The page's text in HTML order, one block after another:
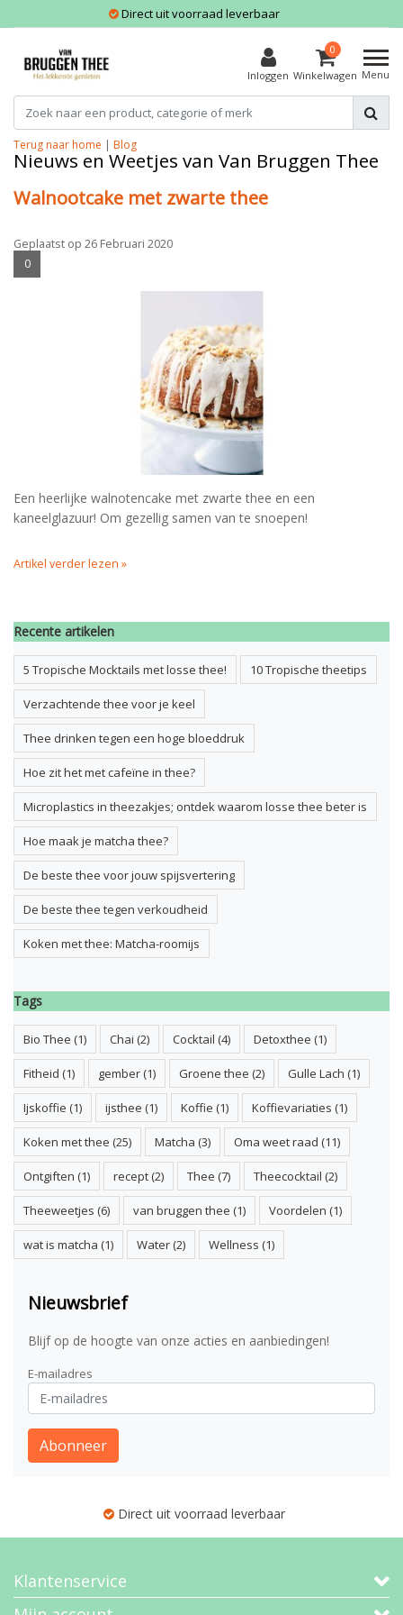
Direct uit voorraad leverbaar
Inloggen
0
Winkelwagen Menu
Terug naar home | Blog
Nieuws en Weetjes van Van Bruggen Thee
Walnootcake met zwarte thee
Geplaatst op 26 Februari 2020
0
Een heerlijke walnotencake met zwarte thee en een
kaneelglazuur! Om gezellig samen van te snoepen!
Artikel verder lezen »
Recente artikelen
5 Tropische Mocktails met losse thee! 10 Tropische theetips
Verzachtende thee voor je keel
Thee drinken tegen een hoge bloeddruk
Hoe zit het met cafeïne in thee?
Microplastics in theezakjes; ontdek waarom losse thee beter is
Hoe maak je matcha thee?
De beste thee voor jouw spijsvertering
De beste thee tegen verkoudheid
Koken met thee: Matcha-roomijs
Tags
Bio Thee (1) Chai (2) Cocktail (4) Detoxthee (1)
Fitheid (1) gember(1) Groene thee (2) Gulle Lach (1)
Ijskoffie (1) ijsthee (1) Koffie (1) Koffievariaties (1)
Koken met thee (25) Matcha (3) Oma weet raad (11)
Ontgiften (1) recept(2) Thee (7) Theecocktail (2)
Theeweetjes (6) van bruggen thee (1) Voordelen (1)
wat is matcha (1) Water(2) Wellness (1)
Nieuwsbrief
Blijf op de hoogte van onze acties en aanbiedingen!
E-mailadres
Abonneer
Direct uit voorraad leverbaar
Klantenservice